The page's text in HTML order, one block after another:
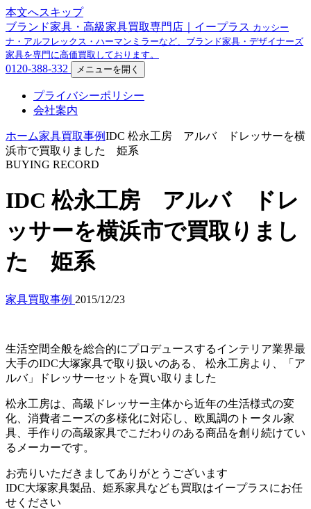
本文へスキップ
ブランド家具・高級家具買取専門店｜イープラス カッシー
ナ・アルフレックス・ハーマンミラーなど、ブランド家具・デザイナーズ
家具を専門に高価買取しております。
0120-388-332 メニューを開く
プライバシーポリシー
会社案内
ホーム家具買取事例IDC 松永工房 アルバ ドレッサーを横
浜市で買取りました 姫系
BUYING RECORD
IDC 松永工房 アルバ ドレ
ッサーを横浜市で買取りまし
た 姫系
家具買取事例 2015/12/23
生活空間全般を総合的にプロデュースするインテリア業界最
大手のIDC大塚家具で取り扱いのある、 松永工房より、「ア
ルバ」ドレッサーセットを買い取りました
松永工房は、高級ドレッサー主体から近年の生活様式の変
化、消費者ニーズの多様化に対応し、欧風調のトータル家
具、手作りの高級家具でこだわりのある商品を創り続けてい
るメーカーです。
お売りいただきましてありがとうございます
IDC大塚家具製品、姫系家具なども買取はイープラスにお任
せください